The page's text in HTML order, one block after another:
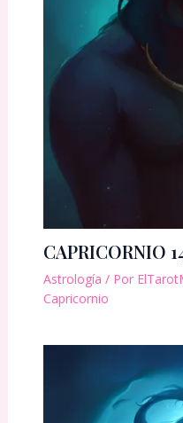
CAPRICORNIO
Astrología / Por
Capricornio